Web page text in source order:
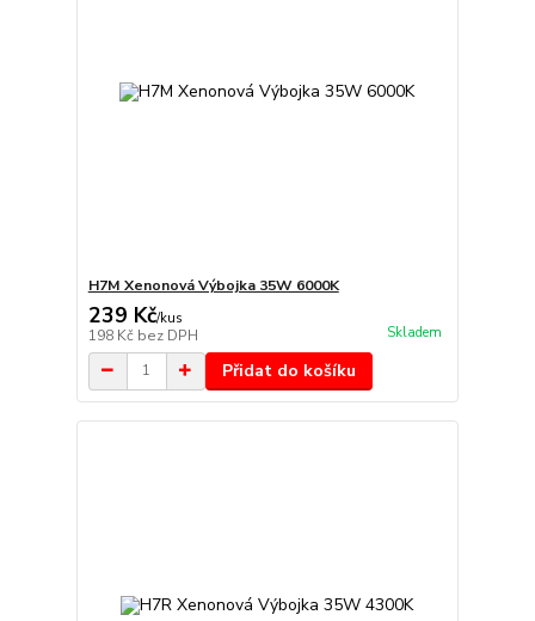
H7M Xenonová Výbojka 35W 6000K
239 Kč/kus
198 Kč bez DPH Skladem
Přidat do košíku